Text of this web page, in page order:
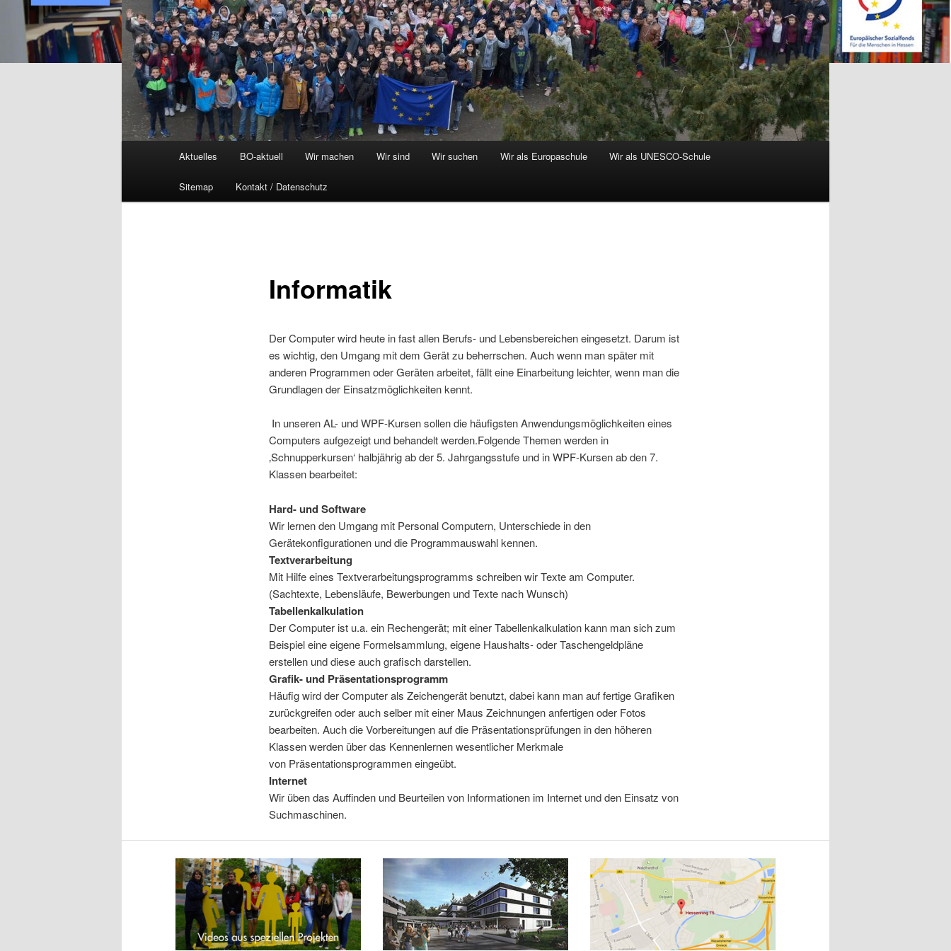
Aktuelles BO-aktuell Wir machen Wir sind Wir suchen Wir als Europaschule Wir als UNESCO-Schule
Sitemap Kontakt / Datenschutz
Informatik
Der Computer wird heute in fast allen Berufs- und Lebensbereichen eingesetzt. Darum ist
es wichtig, den Umgang mit dem Gerät zu beherrschen. Auch wenn man später mit
anderen Programmen oder Geräten arbeitet, fällt eine Einarbeitung leichter, wenn man die
Grundlagen der Einsatzmöglichkeiten kennt.
In unseren AL- und WPF-Kursen sollen die häufigsten Anwendungsmöglichkeiten eines
Computers aufgezeigt und behandelt werden.Folgende Themen werden in
‚Schnupperkursen‘ halbjährig ab der 5. Jahrgangsstufe und in WPF-Kursen ab den 7.
Klassen bearbeitet:
Hard- und Software
Wir lernen den Umgang mit Personal Computern, Unterschiede in den
Gerätekonfigurationen und die Programmauswahl kennen.
Textverarbeitung
Mit Hilfe eines Textverarbeitungsprogramms schreiben wir Texte am Computer.
(Sachtexte, Lebensläufe, Bewerbungen und Texte nach Wunsch)
Tabellenkalkulation
Der Computer ist u.a. ein Rechengerät; mit einer Tabellenkalkulation kann man sich zum
Beispiel eine eigene Formelsammlung, eigene Haushalts- oder Taschengeldpläne
erstellen und diese auch grafisch darstellen.
Grafik- und Präsentationsprogramm
Häufig wird der Computer als Zeichengerät benutzt, dabei kann man auf fertige Grafiken
zurückgreifen oder auch selber mit einer Maus Zeichnungen anfertigen oder Fotos
bearbeiten. Auch die Vorbereitungen auf die Präsentationsprüfungen in den höheren
Klassen werden über das Kennenlernen wesentlicher Merkmale
von Präsentationsprogrammen eingeübt.
Internet
Wir üben das Auffinden und Beurteilen von Informationen im Internet und den Einsatz von
Suchmaschinen.